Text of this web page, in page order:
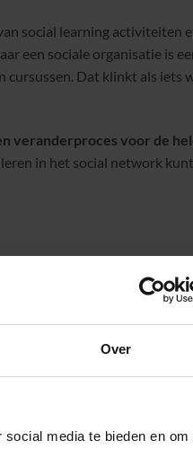
Over
media te bieden en om
social learning activiteiten
een sociale organisatie is
cursussen. Dat klinkt als iets
veranderproces voor de
in het social network kunt